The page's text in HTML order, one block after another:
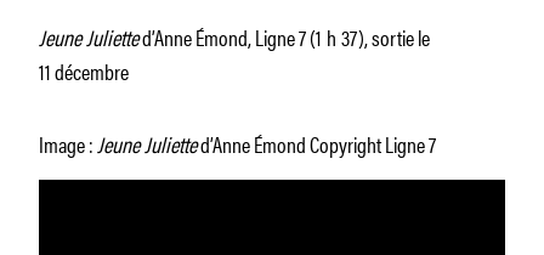
Jeune Julietted’Anne Émond, Ligne 7 (1 h 37), sortie le
11 décembre
Image :Jeune Julietted’Anne Émond Copyright Ligne 7